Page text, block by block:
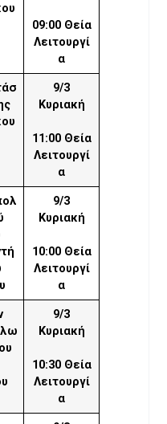
09:00 Θεία
Λειτουργί
α
9/3
Κυριακή
11:00 Θεία
Λειτουργί
α
9/3
Κυριακή
10:00 Θεία
Λειτουργί
α
9/3
Κυριακή
10:30 Θεία
Λειτουργί
α